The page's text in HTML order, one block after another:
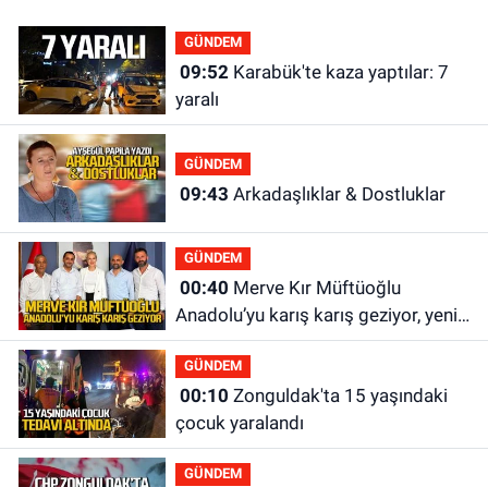
GÜNDEM
09:52Karabük'te kaza yaptılar: 7
yaralı
GÜNDEM
09:43 Arkadaşlıklar & Dostluklar
GÜNDEM
00:40
Anadolu’yu karış karış geziyor, yeni
yapılanmaları şekillendiriyor
GÜNDEM
00:10
çocuk yaralandı
GÜNDEM